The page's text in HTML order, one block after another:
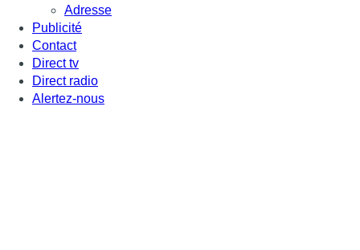
Adresse
Publicité
Contact
Direct tv
Direct radio
Alertez-nous